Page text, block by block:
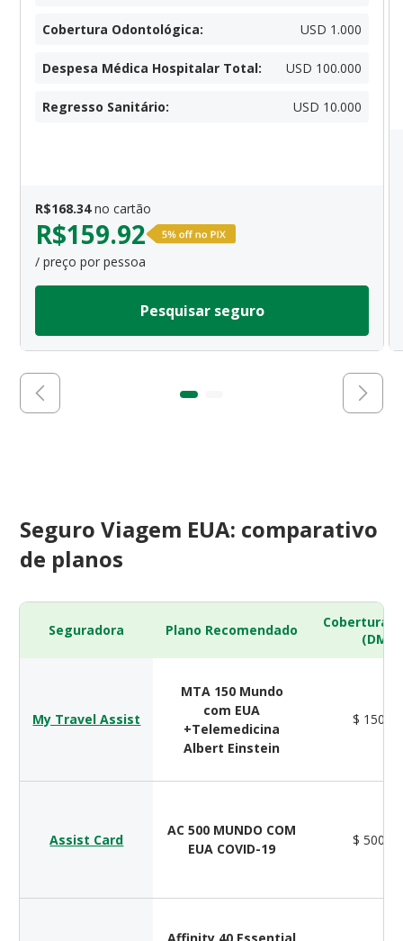
Cobertura Odontológica: USD 1.000
Despesa Médica Hospitalar Total: USD 100.000
Regresso Sanitário: USD 10.000
R$168.34no cartão
R$159.92
/ preço por pessoa
Pesquisar seguro
Seguro Viagem EUA: comparativo
de planos
Seguradora Plano Recomendado
Cobertura
(DMH)
My Travel Assist
MTA 150 Mundo
com EUA
+Telemedicina
Albert Einstein
$
Assist Card
AC 500 MUNDO COM
EUA COVID-19
$